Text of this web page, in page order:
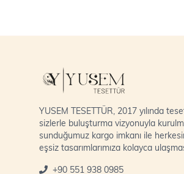
YUSEM TESETTÜR, 2017 yılında
sizlerle buluşturma vizyonuyla
sunduğumuz kargo imkanı ile
eşsiz tasarımlarımıza kolayca
+90 551 938 0985